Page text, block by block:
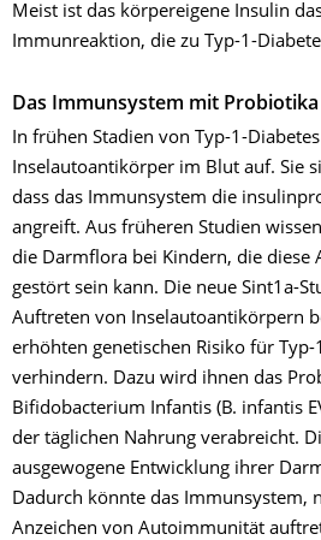
Meist ist das körpereigene Insulin
Immunreaktion, die zu Typ-1-
Das Immunsystem mit
In frühen Stadien von Typ-1-
Inselautoantikörper im Blut auf. Sie
dass das Immunsystem die
angreift. Aus früheren Studien
die Darmflora bei Kindern, die diese
gestört sein kann. Die neue Sint1a-
Auftreten von Inselautoantikörpern
erhöhten genetischen Risiko für Typ-
verhindern. Dazu wird ihnen das
Bifidobacterium Infantis (B. infantis
der täglichen Nahrung verabreicht.
ausgewogene Entwicklung ihrer
Dadurch könnte das Immunsystem,
Anzeichen von Autoimmunität